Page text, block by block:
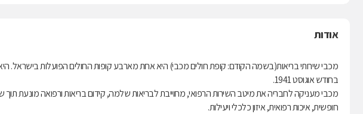
אודות
בחודש אוגוסט 1941.
מכבי מעניקה לחבריה את מיטב השירות הרפואי, מחוייבת לבריאות שלמה, קידום בריאות ורפואה מונעת
חופשית, איכות רפואית, איזון כלכלי ויעילות.